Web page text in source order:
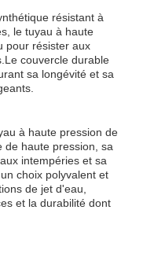
résistant à
le tuyau à haute
pour résister aux
couvercle durable
sa longévité et sa
à haute pression de
de haute pression, sa
intempéries et sa
choix polyvalent et
de jet d'eau,
et la durabilité dont